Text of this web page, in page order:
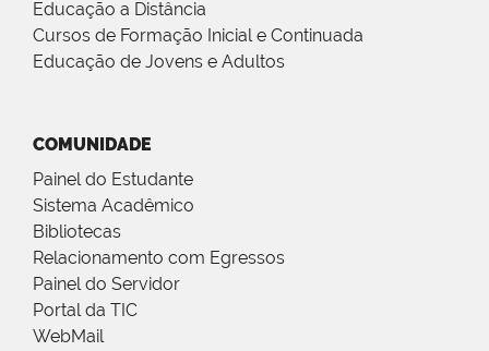
Educação a Distância
Cursos de Formação Inicial e Continuada
Educação de Jovens e Adultos
COMUNIDADE
Painel do Estudante
Sistema Acadêmico
Bibliotecas
Relacionamento com Egressos
Painel do Servidor
Portal da TIC
WebMail